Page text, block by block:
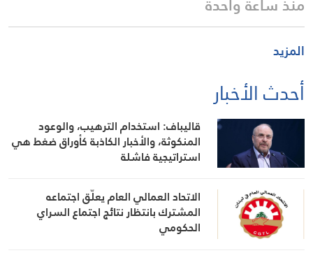
المزيد
أحدث الأخبار
قاليباف: استخدام الترهيب، والوعود
المنكوثة، والأخبار الكاذبة كأوراق ضغط هي
استراتيجية فاشلة
الاتحاد العمالي العام يعلّق اجتماعه
المشترك بانتظار نتائج اجتماع السراي
الحكومي